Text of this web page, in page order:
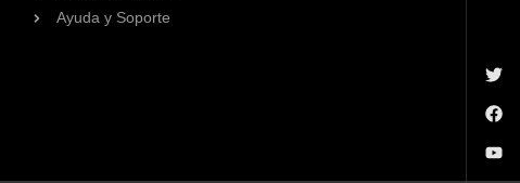
Ayuda y Soporte